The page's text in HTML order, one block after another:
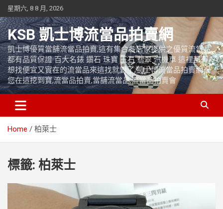
Skip
to
content
星期六, 8 8 月, 2026
KSB 凱士博流當品拍賣網
凱士博優質當舖流當品拍賣,這有集合各店家提供之優質流當品,
都有品質保證 百大名錶 鑽石 珠寶 玉石 翡翠 汽機車 這裡都有
想找便宜又實在的流當品來這找就對了,凱士博流當品拍賣網祝
您在這挖到寶,流當品拍賣,當舖流當品,流當品拍賣會
Home 柏萊士
標籤: 柏萊士